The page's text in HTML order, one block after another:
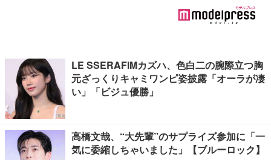
LE SSERAFIMカズハ、色白二の腕際立つ胸
元ざっくりキャミワンピ姿披露「オーラが凄
い」「ビジュ優勝」
高橋文哉、“大先輩”のサプライズ参加に「一
気に委縮しちゃいました」【ブルーロック】